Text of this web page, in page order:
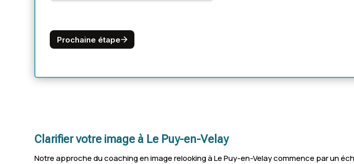
Clarifier votre image à Le Puy-en-Velay
Notre approche du coaching en image relooking à Le Puy-en-Velay commence par un